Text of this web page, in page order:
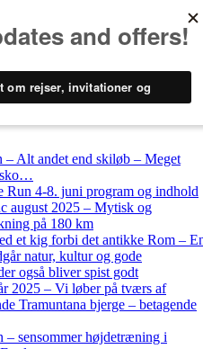
Alt andet end skiløb – Meget
Run 4-8. juni program og indhold
august 2025 – Mytisk og
på 180 km
et kig forbi det antikke Rom –
natur, kultur og gode
også bliver spist godt
2025 – Vi løber på tværs af
Tramuntana bjerge – betagende
sensommer højdetræning i